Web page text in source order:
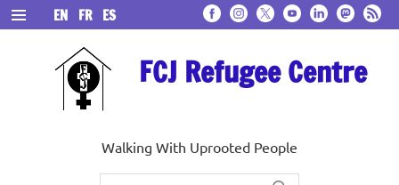
Skip
to
content
FCJ Refugee Centre
Walking With Uprooted People
EN FR ES